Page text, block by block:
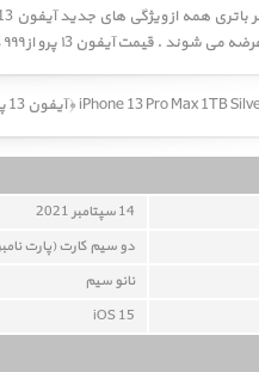
14 سپتامبر 2021
دو سيم کارت (پارت
نانو سيم
iOS 15